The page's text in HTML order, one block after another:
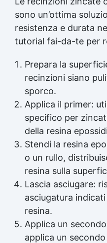
sono un’ottima
resistenza e durata
tutorial fai-da-te per
Prepara la
recinzioni siano
sporco.
Applica il primer:
specifico per
della resina
Stendi la resina
o un rullo,
resina sulla
Lascia asciugare:
asciugatura
resina.
Applica un
applica un